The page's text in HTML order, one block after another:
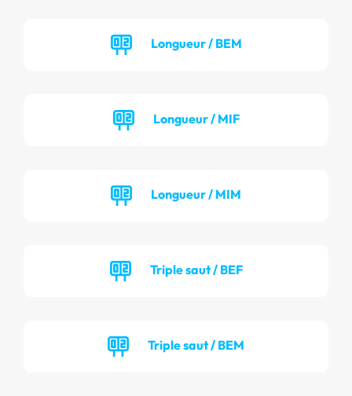
Longueur / BEM
Longueur / MIF
Longueur / MIM
Triple saut / BEF
Triple saut / BEM